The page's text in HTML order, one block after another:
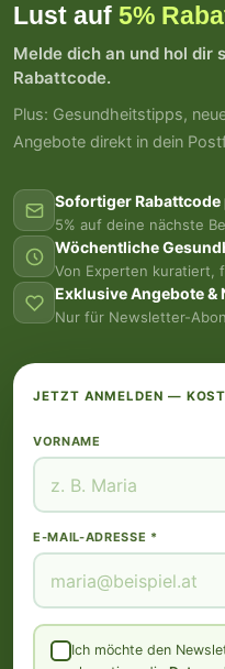
Lust auf 5%
Melde dich an und hol dir
Rabattcode.
Plus: Gesundheitstipps,
Angebote direkt in dein
Sofortiger Rabattcode
5% auf deine nächste
Wöchentliche
Von Experten kuratiert,
Exklusive Angebote &
Nur für Newsletter-
JETZT ANMELDEN —
VORNAME
E-MAIL-ADRESSE *
Ich möchte den